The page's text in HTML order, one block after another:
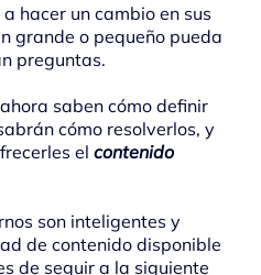
hacer un cambio en sus
grande o pequeño pueda
preguntas.
saben cómo definir
cómo resolverlos, y
el contenido
son inteligentes y
de contenido disponible
de seguir a la siguiente